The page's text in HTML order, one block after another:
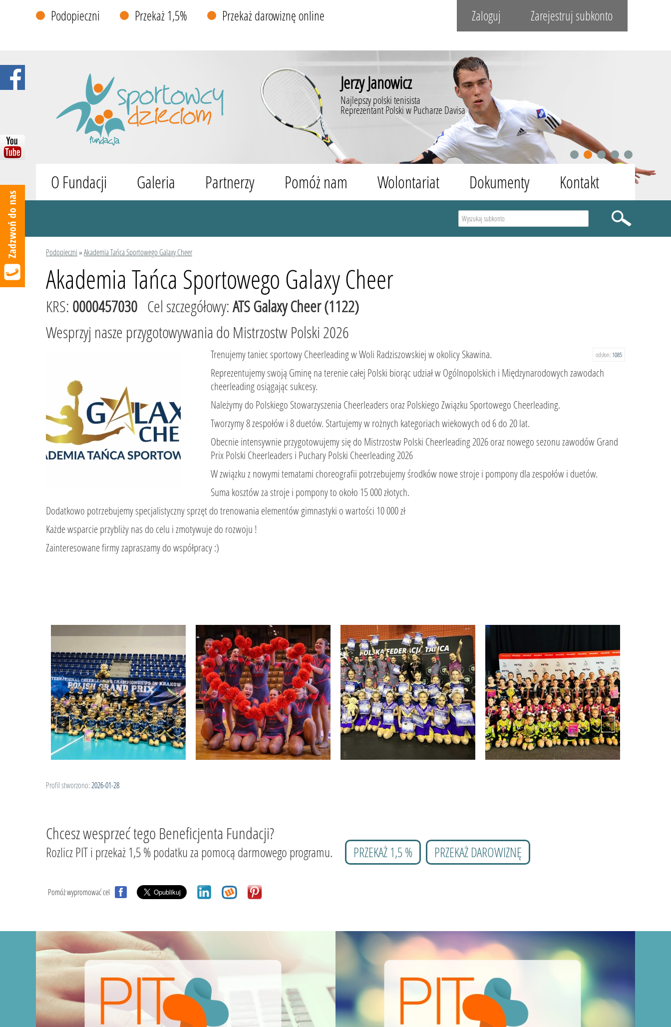
Podopieczni Przekaż 1,5% Przekaż darowiznę online Zaloguj Zarejestruj subkonto
Jerzy Janowicz
Najlepszy polski tenisista
Reprezentant Polski w Pucharze Davisa
1 2 3 4 5
O Fundacji Galeria Partnerzy Pomóż nam Wolontariat Dokumenty Kontakt
Podopieczni»Akademia Tańca Sportowego Galaxy Cheer
Akademia Tańca Sportowego Galaxy Cheer
KRS: 0000457030 Cel szczegółowy:ATS Galaxy Cheer (1122)
Wesprzyj nasze przygotowywania do Mistrzostw Polski 2026
odsłon: 1085
Trenujemy taniec sportowy Cheerleading w Woli Radziszowskiej w okolicy Skawina.
Reprezentujemy swoją Gminę na terenie całej Polski biorąc udział w Ogólnopolskich i Międzynarodowych zawodach
cheerleading osiągając sukcesy.
Należymy do Polskiego Stowarzyszenia Cheerleaders oraz Polskiego Związku Sportowego Cheerleading.
Tworzymy 8 zespołów i 8 duetów. Startujemy w rożnych kategoriach wiekowych od 6 do 20 lat.
Obecnie intensywnie przygotowujemy się do Mistrzostw Polski Cheerleading 2026 oraz nowego sezonu zawodów Grand
Prix Polski Cheerleaders i Puchary Polski Cheerleading 2026
W związku z nowymi tematami choreografii potrzebujemy środków nowe stroje i pompony dla zespołów i duetów.
Suma kosztów za stroje i pompony to około 15 000 złotych.
Dodatkowo potrzebujemy specjalistyczny sprzęt do trenowania elementów gimnastyki o wartości 10 000 zł
Każde wsparcie przybliży nas do celu i zmotywuje do rozwoju !
Zainteresowane firmy zapraszamy do współpracy :)
Profil stworzono: 2026-01-28
Chcesz wesprzeć tego Beneficjenta Fundacji?
Rozlicz PIT i przekaż 1,5 % podatku za pomocą darmowego programu. PRZEKAŻ 1,5 % PRZEKAŻ DAROWIZNĘ
Pomóż wypromować cel